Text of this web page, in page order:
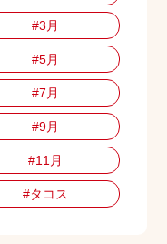
#3月
#5月
#7月
#9月
#11月
#タコス